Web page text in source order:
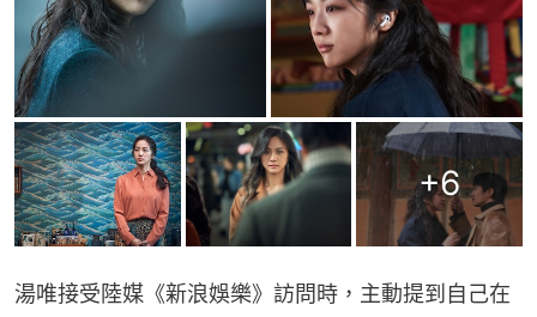
+6
湯唯接受陸媒《新浪娛樂》訪問時，主動提到自己在